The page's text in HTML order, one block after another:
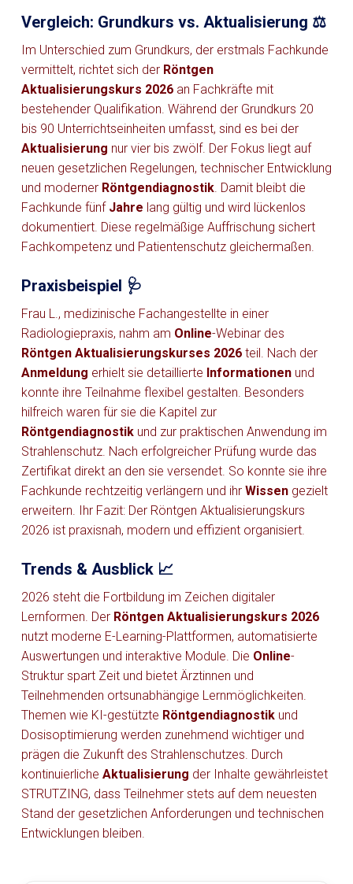
Vergleich: Grundkurs vs. Aktualisierung ⚖️
Im Unterschied zum Grundkurs, der erstmals Fachkunde
vermittelt, richtet sich der Röntgen
Aktualisierungskurs 2026 an Fachkräfte mit
bestehender Qualifikation. Während der Grundkurs 20
bis 90 Unterrichtseinheiten umfasst, sind es bei der
Aktualisierung nur vier bis zwölf. Der Fokus liegt auf
neuen gesetzlichen Regelungen, technischer Entwicklung
und moderner Röntgendiagnostik . Damit bleibt die
Fachkunde fünf Jahre lang gültig und wird lückenlos
dokumentiert. Diese regelmäßige Auffrischung sichert
Fachkompetenz und Patientenschutz gleichermaßen.
Praxisbeispiel 🩺
Frau L., medizinische Fachangestellte in einer
Radiologiepraxis, nahm am Online-Webinar des
Röntgen Aktualisierungskurses 2026 teil. Nach der
Anmeldung erhielt sie detaillierte Informationen und
konnte ihre Teilnahme flexibel gestalten. Besonders
hilfreich waren für sie die Kapitel zur
Röntgendiagnostik und zur praktischen Anwendung im
Strahlenschutz. Nach erfolgreicher Prüfung wurde das
Zertifikat direkt an den sie versendet. So konnte sie ihre
Fachkunde rechtzeitig verlängern und ihr Wissen gezielt
erweitern. Ihr Fazit: Der Röntgen Aktualisierungskurs
2026 ist praxisnah, modern und effizient organisiert.
Trends & Ausblick 📈
2026 steht die Fortbildung im Zeichen digitaler
Lernformen. Der Röntgen Aktualisierungskurs 2026
nutzt moderne E-Learning-Plattformen, automatisierte
Auswertungen und interaktive Module. Die Online-
Struktur spart Zeit und bietet Ärztinnen und
Teilnehmenden ortsunabhängige Lernmöglichkeiten.
Themen wie KI-gestützte Röntgendiagnostik und
Dosisoptimierung werden zunehmend wichtiger und
prägen die Zukunft des Strahlenschutzes. Durch
kontinuierliche Aktualisierung der Inhalte gewährleistet
STRUTZING, dass Teilnehmer stets auf dem neuesten
Stand der gesetzlichen Anforderungen und technischen
Entwicklungen bleiben.